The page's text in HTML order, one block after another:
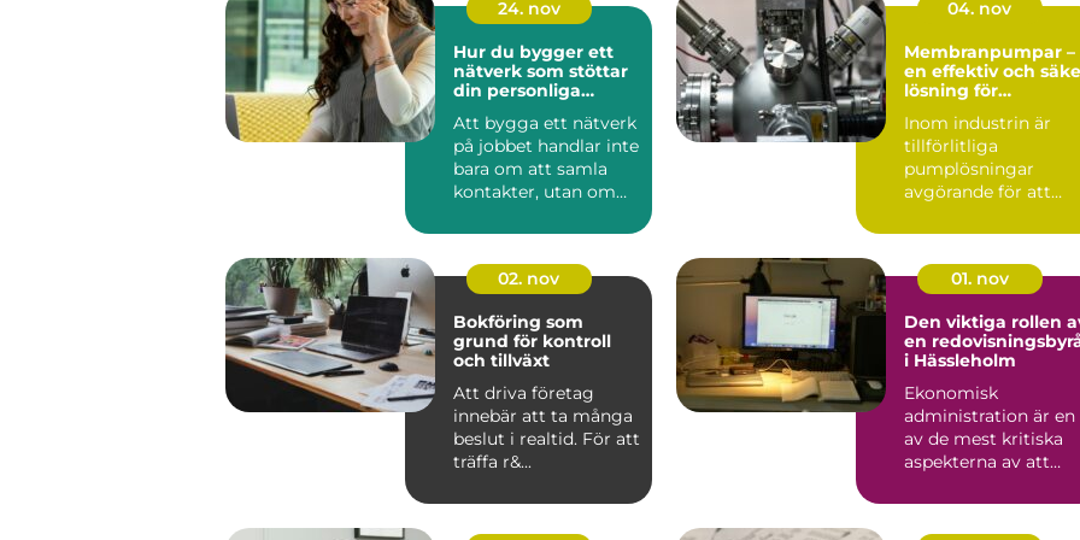
24. nov
Hur du bygger ett
nätverk som stöttar
din personliga
Att bygga ett nätverk
på jobbet handlar inte
bara om att samla
kontakter, utan om
04. nov
Membranpumpar –
en effektiv och
lösning för
pumpbehov
Inom industrin är
tillförlitliga
pumplösningar
avgörande för att
02. nov
Bokföring som
grund för kontroll
och tillväxt
Att driva företag
innebär att ta många
beslut i realtid. För att
träffa r&...
01. nov
Den viktiga rollen
en
i Hässleholm
Ekonomisk
administration är en
av de mest kritiska
aspekterna av att